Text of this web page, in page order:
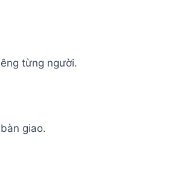
từng người.
giao.